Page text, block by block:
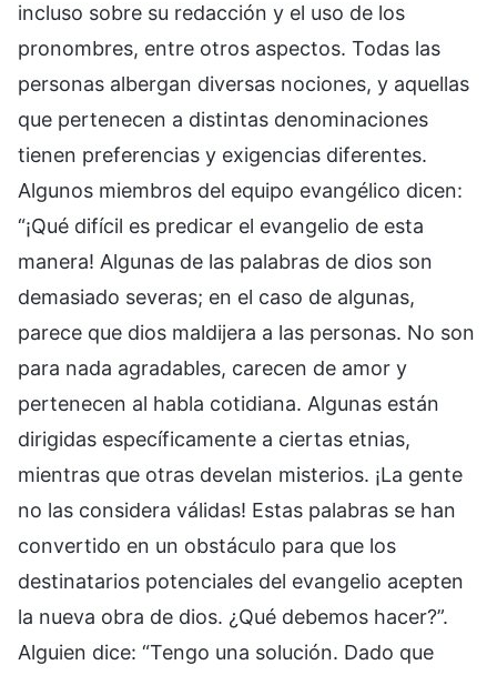
incluso sobre su redacción y el uso de los
pronombres, entre otros aspectos. Todas las
personas albergan diversas nociones, y aquellas
que pertenecen a distintas denominaciones
tienen preferencias y exigencias diferentes.
Algunos miembros del equipo evangélico dicen:
“¡Qué difícil es predicar el evangelio de esta
manera! Algunas de las palabras de dios son
demasiado severas; en el caso de algunas,
parece que dios maldijera a las personas. No son
para nada agradables, carecen de amor y
pertenecen al habla cotidiana. Algunas están
dirigidas específicamente a ciertas etnias,
mientras que otras develan misterios. ¡La gente
no las considera válidas! Estas palabras se han
convertido en un obstáculo para que los
destinatarios potenciales del evangelio acepten
la nueva obra de dios. ¿Qué debemos hacer?”.
Alguien dice: “Tengo una solución. Dado que